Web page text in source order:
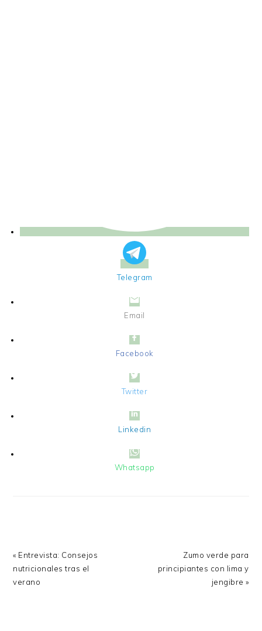
Telegram
Email
Facebook
Twitter
Linkedin
Whatsapp
Previous
Post:
« Entrevista: Consejos
nutricionales tras el
verano
Next
Post:
Zumo verde para
principiantes con lima y
jengibre »